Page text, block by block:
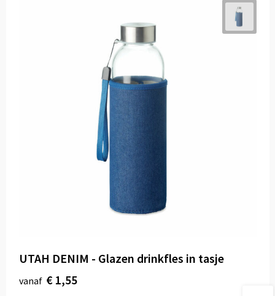
UTAH DENIM - Glazen drinkfles in tasje
vanaf € 1,55